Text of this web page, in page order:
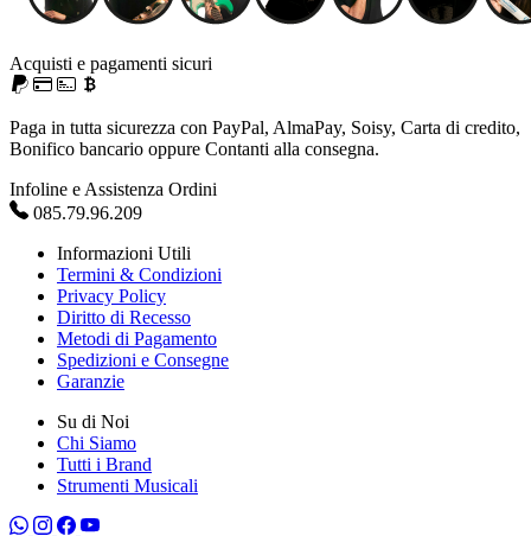
Acquisti e pagamenti sicuri
Paga in tutta sicurezza con PayPal, AlmaPay, Soisy, Carta di credito,
Bonifico bancario oppure Contanti alla consegna.
Infoline e Assistenza Ordini
085.79.96.209
Informazioni Utili
Termini & Condizioni
Privacy Policy
Diritto di Recesso
Metodi di Pagamento
Spedizioni e Consegne
Garanzie
Su di Noi
Chi Siamo
Tutti i Brand
Strumenti Musicali